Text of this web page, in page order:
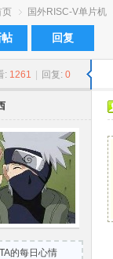
页
›
国外RISC-V单片机
帖 回复
: 1261 回复: 0
TA的每日心情